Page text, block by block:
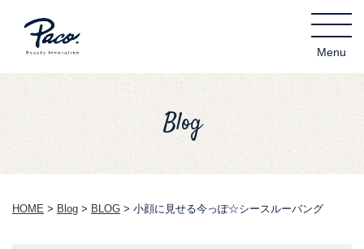
Blog
HOME > Blog > BLOG > 小顔に見せる今っぽ☆シースルーバング